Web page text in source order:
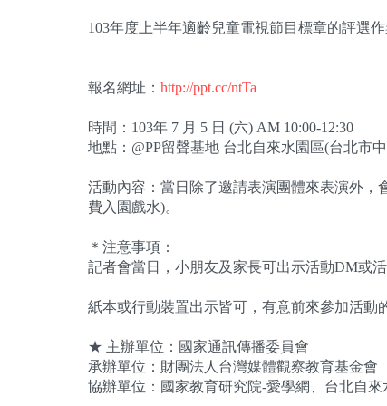
103年度上半年適齡兒童電視節目標章的評選
報名網址： http://ppt.cc/ntTa
時間：103年 7 月 5 日 (六) AM 10:00-12:30
地點：@PP留聲基地 台北自來水園區(台北市
活動內容：當日除了邀請表演團體來表演外
費入園戲水)。
＊注意事項：
記者會當日，小朋友及家長可出示活動DM或
紙本或行動裝置出示皆可，有意前來參加活動
★ 主辦單位：國家通訊傳播委員會
承辦單位：財團法人台灣媒體觀察教育基金會
協辦單位：國家教育研究院-愛學網、台北自來